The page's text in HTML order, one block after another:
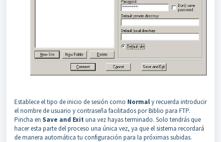
Establece el tipo de inicio de sesión como Normaly recuerda introducir
el nombre de usuario y contraseña facilitados por Biblio para FTP.
Pincha en Save and Exit una vez hayas terminado. Solo tendrás que
hacer esta parte del proceso una única vez, ya que el sistema recordará
de manera automática tu configuración para la próximas subidas.